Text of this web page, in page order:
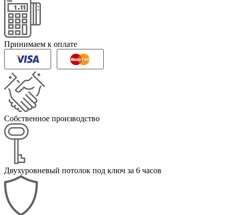
Принимаем к оплате
Собственное производство
Двухуровневый потолок под ключ за 6 часов